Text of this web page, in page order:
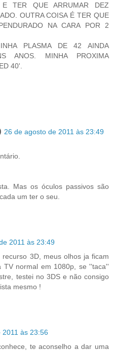
TER QUE ARRUMAR DEZ
OUTRA COISA É TER QUE
NA CARA POR 2
PLASMA DE 42 AINDA
ANOS. MINHA PROXIMA
40'.
26 de agosto de 2011 às 23:49
Mas os óculos passivos são
um ter o seu.
2011 às 23:49
3D, meus olhos ja ficam
TV normal em 1080p, se ''taca''
testei no 3DS e não consigo
mesmo !
às 23:56
te aconselho a dar uma